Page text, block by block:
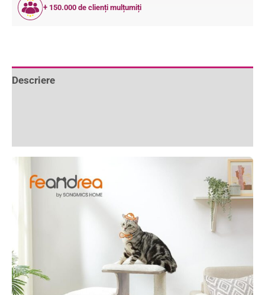
+ 150.000 de clienți mulțumiți
Descriere